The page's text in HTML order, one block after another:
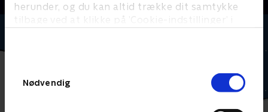
herunder, og du kan altid trække dit samtykke
tilbage ved at klikke på ’Cookie-indstillinger’ i
Nødvendig